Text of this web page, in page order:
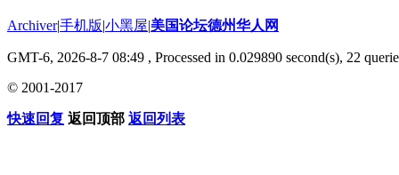
Archiver|手机版|小黑屋|美国论坛德州华人网
GMT-6, 2026-8-7 08:49 , Processed in 0.029890 second(s), 22
© 2001-2017
快速回复 返回顶部 返回列表